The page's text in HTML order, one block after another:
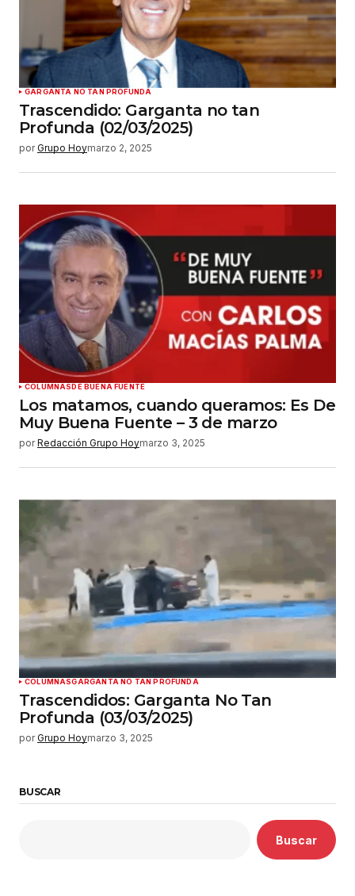
GARGANTA NO TAN PROFUNDA
Trascendido: Garganta no tan
Profunda (02/03/2025)
por Grupo Hoymarzo 2, 2025
COLUMNASDE BUENA FUENTE
Los matamos, cuando queramos: Es De
Muy Buena Fuente – 3 de marzo
por Redacción Grupo Hoymarzo 3, 2025
COLUMNASGARGANTA NO TAN PROFUNDA
Trascendidos: Garganta No Tan
Profunda (03/03/2025)
por Grupo Hoymarzo 3, 2025
BUSCAR
Buscar